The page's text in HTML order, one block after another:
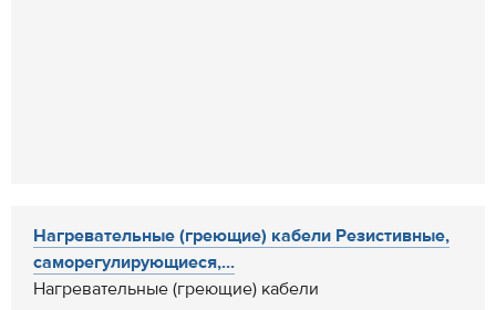
Нагревательные (греющие) кабели Резистивные,
саморегулирующиеся,...
Нагревательные (греющие) кабели